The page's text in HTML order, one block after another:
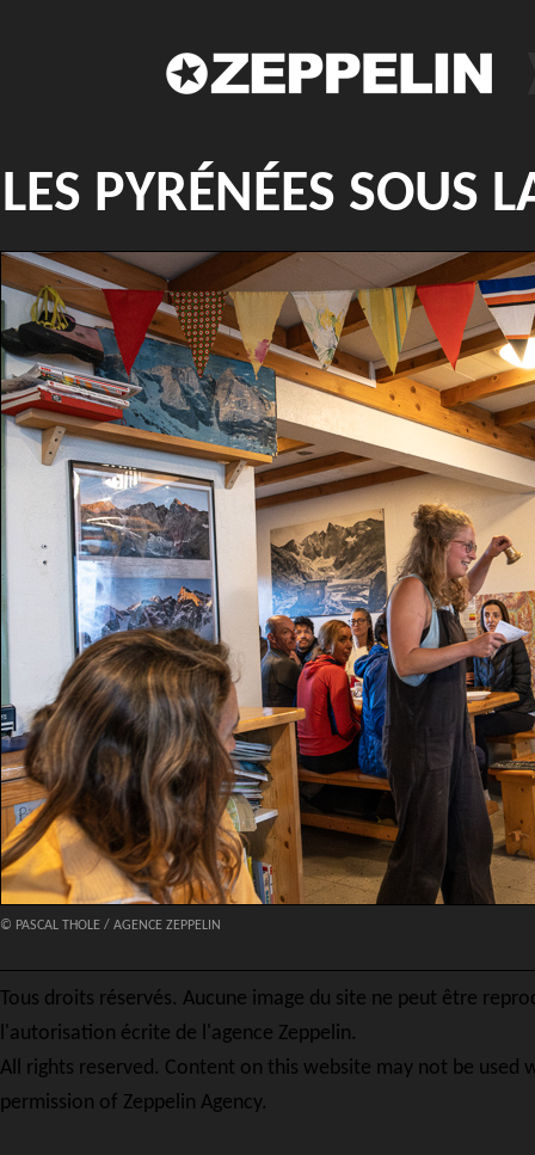
LES PYRÉNÉES SOUS
© PASCAL THOLE / AGENCE ZEPPELIN
Tous droits réservés. Aucune image du site ne peut être
l'autorisation écrite de l'agence Zeppelin.
All rights reserved. Content on this website may not be used
permission of Zeppelin Agency.